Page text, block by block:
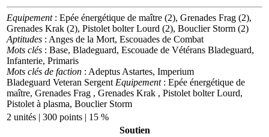
Equipement: Epée énergétique de maître (2), Grenades Frag (2),
Grenades Krak (2), Pistolet bolter Lourd (2), Bouclier Storm (2)
Aptitudes : Anges de la Mort, Escouades de Combat
Mots clés : Base, Bladeguard, Escouade de Vétérans Bladeguard,
Infanterie, Primaris
Mots clés de faction : Adeptus Astartes, Imperium
Bladeguard Veteran Sergent Equipement: Epée énergétique de
maître, Grenades Frag , Grenades Krak , Pistolet bolter Lourd,
Pistolet à plasma, Bouclier Storm
2 unités | 300 points | 15 %
Soutien